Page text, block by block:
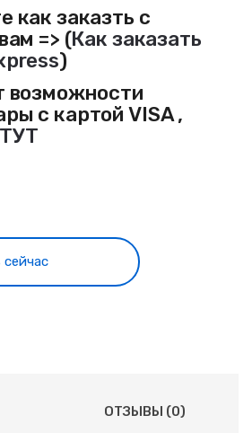
как заказть с
=> (Как заказать
)
возможности
с картой VISA ,
ТУТ
сейчас
ОТЗЫВЫ (0)